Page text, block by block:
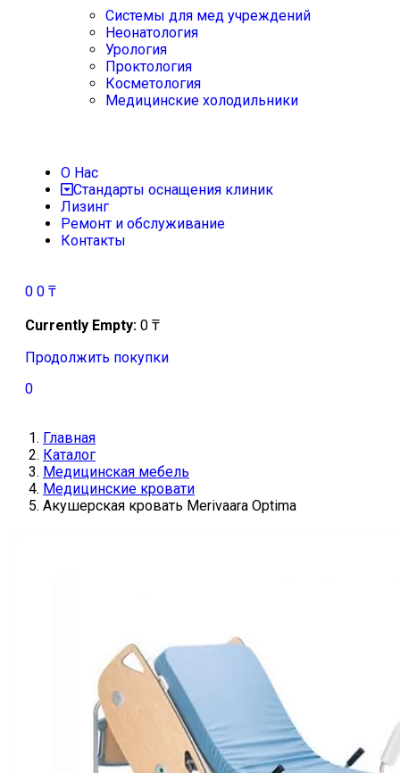
Системы для мед учреждений
Неонатология
Урология
Проктология
Косметология
Медицинские холодильники
О Нас
Стандарты оснащения клиник
Лизинг
Ремонт и обслуживание
Контакты
0 0 ₸
Currently Empty: 0 ₸
Продолжить покупки
0
Главная
Каталог
Медицинская мебель
Медицинские кровати
Акушерская кровать Merivaara Optima